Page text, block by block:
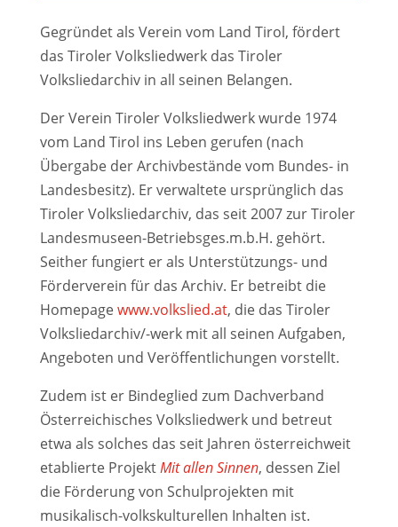
Gegründet als Verein vom Land Tirol, fördert
das Tiroler Volksliedwerk das Tiroler
Volksliedarchiv in all seinen Belangen.
Der Verein Tiroler Volksliedwerk wurde 1974
vom Land Tirol ins Leben gerufen (nach
Überga­be der Archivbestände vom Bundes- in
Lan­desbesitz). Er verwaltete ursprünglich das
Ti­roler Volksliedarchiv, das seit 2007 zur Tiroler
Landesmuseen-Betriebsges.m.b.H. gehört.
Seither fungiert er als Unterstützungs- und
Förderverein für das Archiv. Er betreibt die
Homepagewww.volkslied.at, die das Tiroler
Volksliedarchiv/-werk mit all seinen Aufgaben,
Ange­boten und Veröffentlichungen vorstellt.
Zudem ist er Bindeglied zum Dachverband
Österreichisches Volksliedwerk und betreut
etwa als solches das seit Jahren österreich­weit
etablierte ProjektMit allen Sinnen, des­sen Ziel
die Förderung von Schulprojekten mit
musikalisch-volkskulturellen Inhalten ist.